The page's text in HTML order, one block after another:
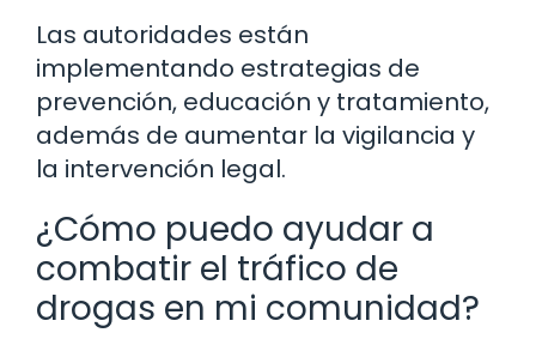
Las autoridades están
implementando estrategias de
prevención, educación y tratamiento,
además de aumentar la vigilancia y
la intervención legal.
¿Cómo puedo ayudar a
combatir el tráfico de
drogas en mi comunidad?